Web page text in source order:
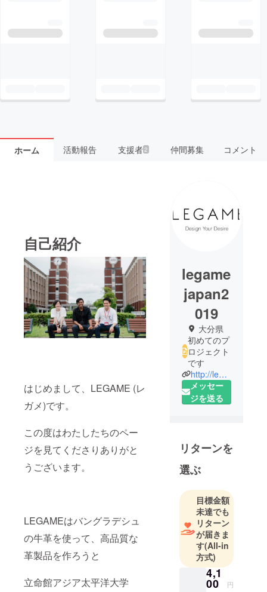
ホーム 活動報告 支援者2 仲間募集 コメント
自己紹介
はじめまして、LEGAME (レ
ガメ)です。
この度はわたしたちのペー
ジを見てくださりありがと
うございます。
LEGAMEはバングラデシュ
の牛革を使って、高品質な
革製品を作ろうと
立命館アジア太平洋大学
legame
japan2
019
大分県
初めてのプ
ロジェクト
です
http://legame-japan.com
メッセー
ジを送る
リターンを
選ぶ
目標金額
未達でも
リターン
が届きま
す(All-in
方式)
4,1
00 円